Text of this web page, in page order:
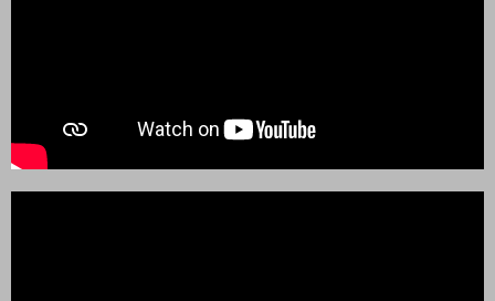
zajímavé informace jak Židé, tak i nežidé.